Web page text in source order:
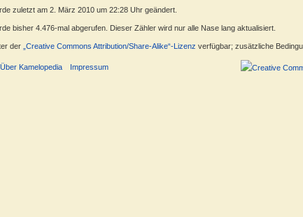
zuletzt am 2. März 2010 um 22:28 Uhr geändert.
bisher 4.476-mal abgerufen. Dieser Zähler wird nur alle Nase lang aktualisiert.
der „Creative Commons Attribution/Share-Alike“-Lizenz verfügbar; zusätzliche
Über Kamelopedia Impressum